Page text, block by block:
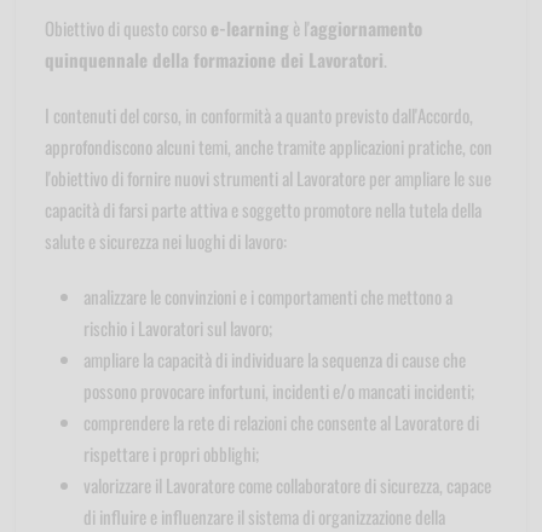
Obiettivo di questo corsoe-learning è l'aggiornamento
quinquennale della formazione dei Lavoratori.
I contenuti del corso, in conformità a quanto previsto dall'Accordo,
approfondiscono alcuni temi, anche tramite applicazioni pratiche, con
l'obiettivo di fornire nuovi strumenti al Lavoratore per ampliare le sue
capacità di farsi parte attiva e soggetto promotore nella tutela della
salute e sicurezza nei luoghi di lavoro:
analizzare le convinzioni e i comportamenti che mettono a
rischio i Lavoratori sul lavoro;
ampliare la capacità di individuare la sequenza di cause che
possono provocare infortuni, incidenti e/o mancati incidenti;
comprendere la rete di relazioni che consente al Lavoratore di
rispettare i propri obblighi;
valorizzare il Lavoratore come collaboratore di sicurezza, capace
di influire e influenzare il sistema di organizzazione della